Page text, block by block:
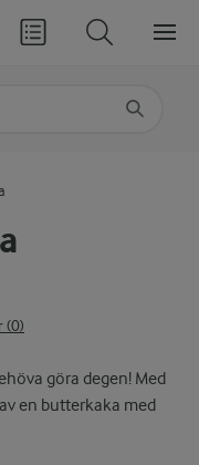
(0)
göra degen! Med
en butterkaka med